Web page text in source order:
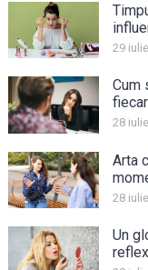
29
Cum
28
Arta
28
Un